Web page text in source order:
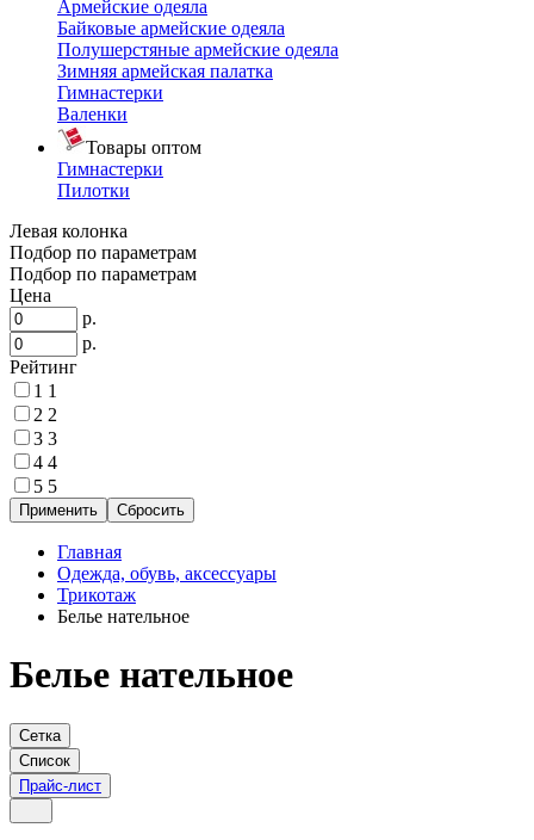
Армейские одеяла
Байковые армейские одеяла
Полушерстяные армейские одеяла
Зимняя армейская палатка
Гимнастерки
Валенки
Товары оптом
Гимнастерки
Пилотки
Левая колонка
Подбор по параметрам
Подбор по параметрам
Цена
р.
р.
Рейтинг
1 1
2 2
3 3
4 4
5 5
Главная
Одежда, обувь, аксессуары
Трикотаж
Белье нательное
Белье нательное
Сетка
Список
Прайс-лист